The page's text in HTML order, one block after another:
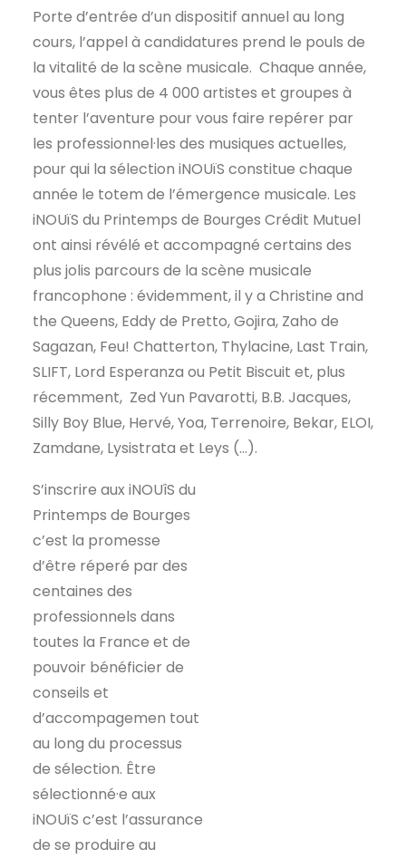
Porte d’entrée d’un dispositif annuel au long
cours, l’appel à candidatures prend le pouls de
la vitalité de la scène musicale. Chaque année,
vous êtes plus de 4 000 artistes et groupes à
tenter l’aventure pour vous faire repérer par
les professionnel·les des musiques actuelles,
pour qui la sélection iNOUïS constitue chaque
année le totem de l’émergence musicale. Les
iNOUïS du Printemps de Bourges Crédit Mutuel
ont ainsi révélé et accompagné certains des
plus jolis parcours de la scène musicale
francophone : évidemment, il y a Christine and
the Queens, Eddy de Pretto, Gojira, Zaho de
Sagazan, Feu! Chatterton, Thylacine, Last Train,
SLIFT, Lord Esperanza ou Petit Biscuit et, plus
récemment, Zed Yun Pavarotti, B.B. Jacques,
Silly Boy Blue, Hervé, Yoa, Terrenoire, Bekar, ELOI,
Zamdane, Lysistrata et Leys (…).
S’inscrire aux iNOUîS du
Printemps de Bourges
c’est la promesse
d’être réperé par des
centaines des
professionnels dans
toutes la France et de
pouvoir bénéficier de
conseils et
d’accompagemen tout
au long du processus
de sélection. Être
sélectionné·e aux
iNOUïS c’est l’assurance
de se produire au